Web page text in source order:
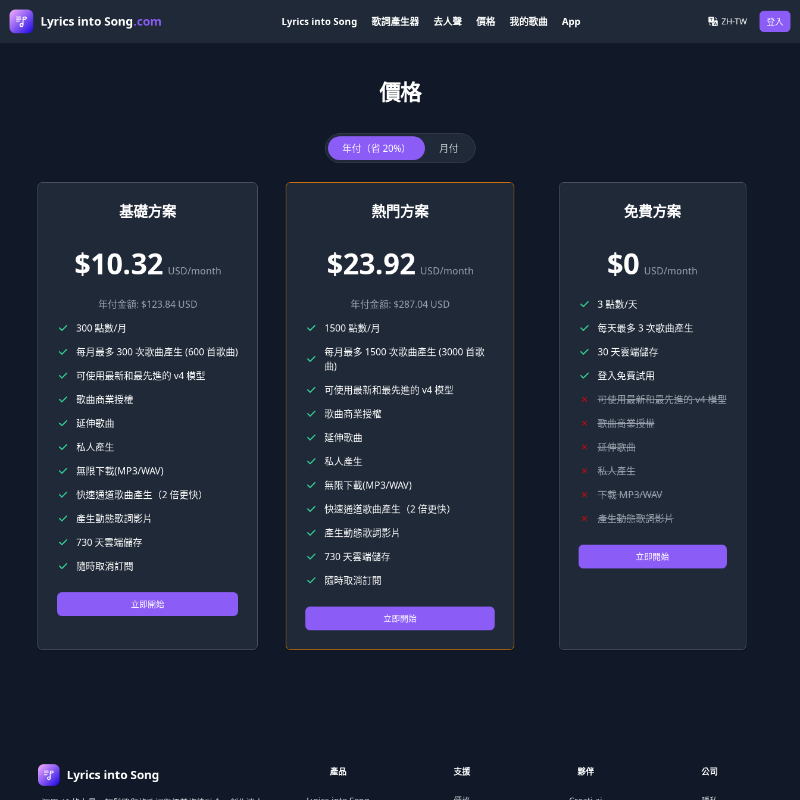
Lyrics into Song.com Lyrics into Song 歌詞產生器 去人聲 價格 我的歌曲 App ZH-TW 登入
價格
年付（省 20%） 月付
基礎方案
$10.32 USD/month
年付金額: $123.84 USD
300 點數/月
每月最多 300 次歌曲產生 (600 首歌曲)
可使用最新和最先進的 v4 模型
歌曲商業授權
延伸歌曲
私人產生
無限下載(MP3/WAV)
快速通道歌曲產生（2 倍更快）
產生動態歌詞影片
730 天雲端儲存
隨時取消訂閱
立即開始
熱門方案
$23.92 USD/month
年付金額: $287.04 USD
1500 點數/月
每月最多 1500 次歌曲產生 (3000 首歌
曲)
可使用最新和最先進的 v4 模型
歌曲商業授權
延伸歌曲
私人產生
無限下載(MP3/WAV)
快速通道歌曲產生（2 倍更快）
產生動態歌詞影片
730 天雲端儲存
隨時取消訂閱
立即開始
免費方案
$0 USD/month
3 點數/天
每天最多 3 次歌曲產生
30 天雲端儲存
登入免費試用
可使用最新和最先進的 v4 模型
歌曲商業授權
延伸歌曲
私人產生
下載 MP3/WAV
產生動態歌詞影片
立即開始
Lyrics into Song 產品 支援 夥伴 公司